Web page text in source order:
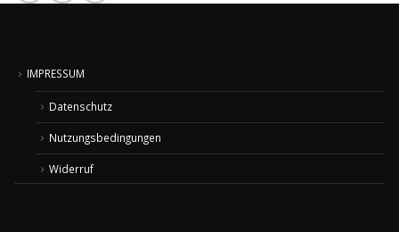
IMPRESSUM
Datenschutz
Nutzungsbedingungen
Widerruf